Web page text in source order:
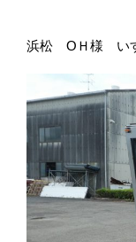
浜松 OＨ様 い